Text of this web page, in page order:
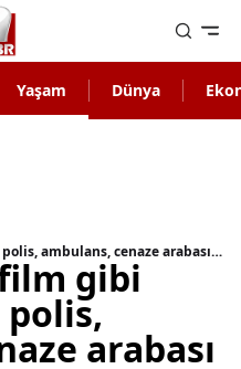
Yaşam Dünya
Gaziantep'te film gibi olay! Evlerine polis, ambulans, cenaze arabası bile geldi
gibi
arabası